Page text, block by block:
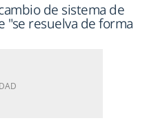
de sistema de
"se resuelva de forma